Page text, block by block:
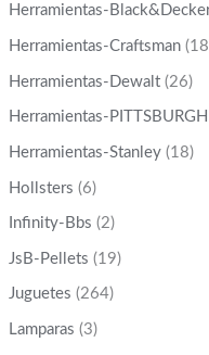
Herramientas-
Herramientas-Craftsman
Herramientas-Dewalt (26)
Herramientas-PITTSBURGH
Herramientas-Stanley (18)
Hollsters (6)
Infinity-Bbs (2)
JsB-Pellets (19)
Juguetes (264)
Lamparas (3)